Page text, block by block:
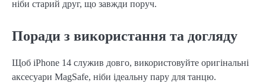
ніби старий друг, що завжди поруч.
Поради з використання та догляду
Щоб iPhone 14 служив довго, використовуйте оригінальні
аксесуари MagSafe, ніби ідеальну пару для танцю.